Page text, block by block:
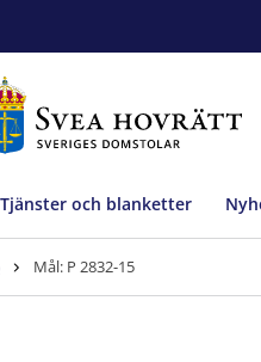
Tjänster och blanketter
Mål: P 2832-15